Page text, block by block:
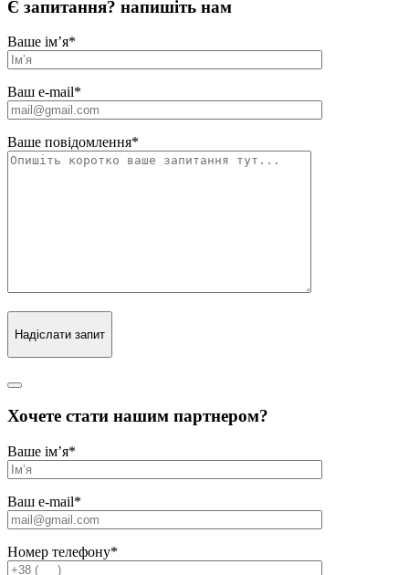
Є запитання? напишіть нам
Ваше ім’я*
Ваш e-mail*
Ваше повідомлення*
Надіслати запит
Хочете стати нашим партнером?
Ваше ім’я*
Ваш e-mail*
Номер телефону*